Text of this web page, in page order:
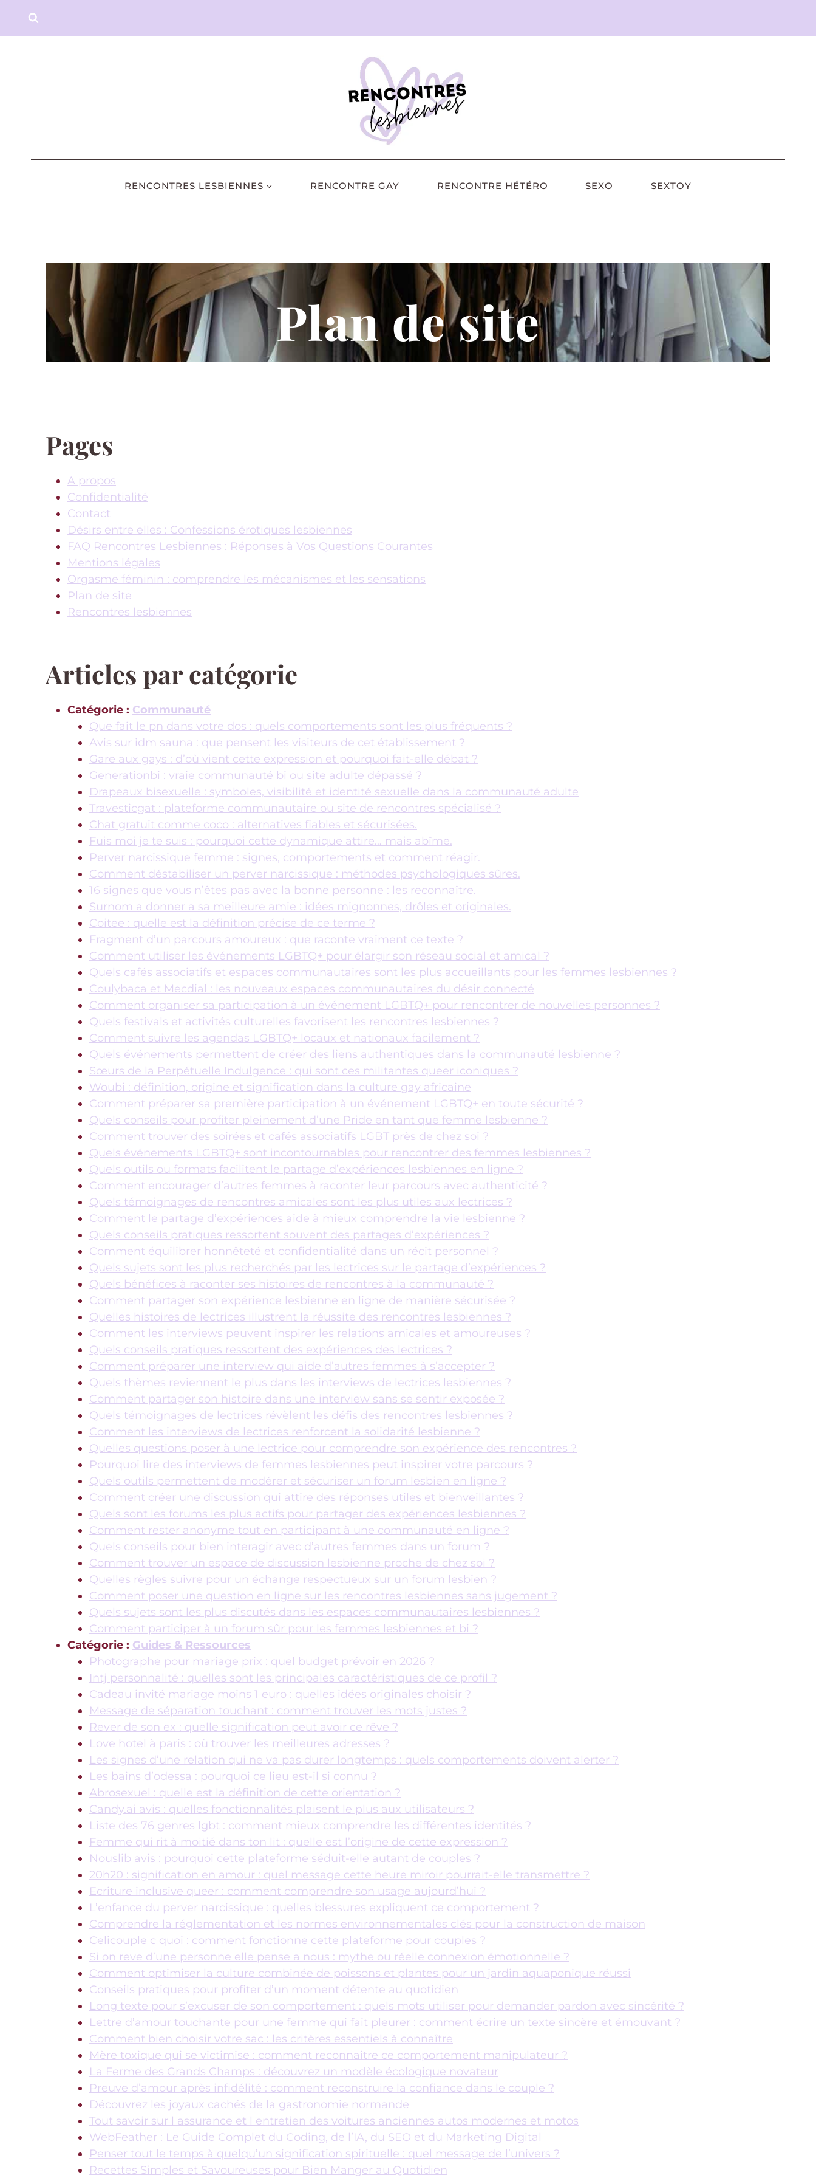
contenu
RENCONTRES LESBIENNES RENCONTRE GAY RENCONTRE HÉTÉRO SEXO SEXTOY
Plan de site
Pages
A propos
Confidentialité
Contact
Désirs entre elles : Confessions érotiques lesbiennes
FAQ Rencontres Lesbiennes : Réponses à Vos Questions Courantes
Mentions légales
Orgasme féminin : comprendre les mécanismes et les sensations
Plan de site
Rencontres lesbiennes
Articles par catégorie
Catégorie : Communauté
Que fait le pn dans votre dos : quels comportements sont les plus fréquents ?
Avis sur idm sauna : que pensent les visiteurs de cet établissement ?
Gare aux gays : d’où vient cette expression et pourquoi fait-elle débat ?
Generationbi : vraie communauté bi ou site adulte dépassé ?
Drapeaux bisexuelle : symboles, visibilité et identité sexuelle dans la communauté adulte
Travesticgat : plateforme communautaire ou site de rencontres spécialisé ?
Chat gratuit comme coco : alternatives fiables et sécurisées.
Fuis moi je te suis : pourquoi cette dynamique attire… mais abîme.
Perver narcissique femme : signes, comportements et comment réagir.
Comment déstabiliser un perver narcissique : méthodes psychologiques sûres.
16 signes que vous n’êtes pas avec la bonne personne : les reconnaître.
Surnom a donner a sa meilleure amie : idées mignonnes, drôles et originales.
Coitee : quelle est la définition précise de ce terme ?
Fragment d’un parcours amoureux : que raconte vraiment ce texte ?
Comment utiliser les événements LGBTQ+ pour élargir son réseau social et amical ?
Quels cafés associatifs et espaces communautaires sont les plus accueillants pour les femmes lesbiennes ?
Coulybaca et Mecdial : les nouveaux espaces communautaires du désir connecté
Comment organiser sa participation à un événement LGBTQ+ pour rencontrer de nouvelles personnes ?
Quels festivals et activités culturelles favorisent les rencontres lesbiennes ?
Comment suivre les agendas LGBTQ+ locaux et nationaux facilement ?
Quels événements permettent de créer des liens authentiques dans la communauté lesbienne ?
Sœurs de la Perpétuelle Indulgence : qui sont ces militantes queer iconiques ?
Woubi : définition, origine et signification dans la culture gay africaine
Comment préparer sa première participation à un événement LGBTQ+ en toute sécurité ?
Quels conseils pour profiter pleinement d’une Pride en tant que femme lesbienne ?
Comment trouver des soirées et cafés associatifs LGBT près de chez soi ?
Quels événements LGBTQ+ sont incontournables pour rencontrer des femmes lesbiennes ?
Quels outils ou formats facilitent le partage d’expériences lesbiennes en ligne ?
Comment encourager d’autres femmes à raconter leur parcours avec authenticité ?
Quels témoignages de rencontres amicales sont les plus utiles aux lectrices ?
Comment le partage d’expériences aide à mieux comprendre la vie lesbienne ?
Quels conseils pratiques ressortent souvent des partages d’expériences ?
Comment équilibrer honnêteté et confidentialité dans un récit personnel ?
Quels sujets sont les plus recherchés par les lectrices sur le partage d’expériences ?
Quels bénéfices à raconter ses histoires de rencontres à la communauté ?
Comment partager son expérience lesbienne en ligne de manière sécurisée ?
Quelles histoires de lectrices illustrent la réussite des rencontres lesbiennes ?
Comment les interviews peuvent inspirer les relations amicales et amoureuses ?
Quels conseils pratiques ressortent des expériences des lectrices ?
Comment préparer une interview qui aide d’autres femmes à s’accepter ?
Quels thèmes reviennent le plus dans les interviews de lectrices lesbiennes ?
Comment partager son histoire dans une interview sans se sentir exposée ?
Quels témoignages de lectrices révèlent les défis des rencontres lesbiennes ?
Comment les interviews de lectrices renforcent la solidarité lesbienne ?
Quelles questions poser à une lectrice pour comprendre son expérience des rencontres ?
Pourquoi lire des interviews de femmes lesbiennes peut inspirer votre parcours ?
Quels outils permettent de modérer et sécuriser un forum lesbien en ligne ?
Comment créer une discussion qui attire des réponses utiles et bienveillantes ?
Quels sont les forums les plus actifs pour partager des expériences lesbiennes ?
Comment rester anonyme tout en participant à une communauté en ligne ?
Quels conseils pour bien interagir avec d’autres femmes dans un forum ?
Comment trouver un espace de discussion lesbienne proche de chez soi ?
Quelles règles suivre pour un échange respectueux sur un forum lesbien ?
Comment poser une question en ligne sur les rencontres lesbiennes sans jugement ?
Quels sujets sont les plus discutés dans les espaces communautaires lesbiennes ?
Comment participer à un forum sûr pour les femmes lesbiennes et bi ?
Catégorie : Guides & Ressources
Photographe pour mariage prix : quel budget prévoir en 2026 ?
Intj personnalité : quelles sont les principales caractéristiques de ce profil ?
Cadeau invité mariage moins 1 euro : quelles idées originales choisir ?
Message de séparation touchant : comment trouver les mots justes ?
Rever de son ex : quelle signification peut avoir ce rêve ?
Love hotel à paris : où trouver les meilleures adresses ?
Les signes d’une relation qui ne va pas durer longtemps : quels comportements doivent alerter ?
Les bains d’odessa : pourquoi ce lieu est-il si connu ?
Abrosexuel : quelle est la définition de cette orientation ?
Candy.ai avis : quelles fonctionnalités plaisent le plus aux utilisateurs ?
Liste des 76 genres lgbt : comment mieux comprendre les différentes identités ?
Femme qui rit à moitié dans ton lit : quelle est l’origine de cette expression ?
Nouslib avis : pourquoi cette plateforme séduit-elle autant de couples ?
20h20 : signification en amour : quel message cette heure miroir pourrait-elle transmettre ?
Ecriture inclusive queer : comment comprendre son usage aujourd’hui ?
L’enfance du perver narcissique : quelles blessures expliquent ce comportement ?
Comprendre la réglementation et les normes environnementales clés pour la construction de maison
Celicouple c quoi : comment fonctionne cette plateforme pour couples ?
Si on reve d’une personne elle pense a nous : mythe ou réelle connexion émotionnelle ?
Comment optimiser la culture combinée de poissons et plantes pour un jardin aquaponique réussi
Conseils pratiques pour profiter d’un moment détente au quotidien
Long texte pour s’excuser de son comportement : quels mots utiliser pour demander pardon avec sincérité ?
Lettre d’amour touchante pour une femme qui fait pleurer : comment écrire un texte sincère et émouvant ?
Comment bien choisir votre sac : les critères essentiels à connaître
Mère toxique qui se victimise : comment reconnaître ce comportement manipulateur ?
La Ferme des Grands Champs : découvrez un modèle écologique novateur
Preuve d’amour après infidélité : comment reconstruire la confiance dans le couple ?
Découvrez les joyaux cachés de la gastronomie normande
Tout savoir sur l assurance et l entretien des voitures anciennes autos modernes et motos
WebFeather : Le Guide Complet du Coding, de l’IA, du SEO et du Marketing Digital
Penser tout le temps à quelqu’un signification spirituelle : quel message de l’univers ?
Recettes Simples et Savoureuses pour Bien Manger au Quotidien